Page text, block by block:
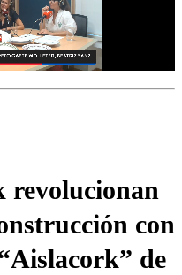
revolucionan
con
de